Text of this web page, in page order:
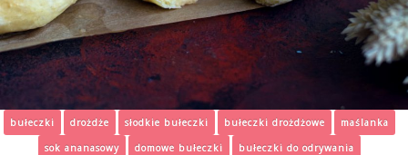
bułeczki drożdże słodkie bułeczki bułeczki drożdżowe
maślanka
sok ananasowy
domowe bułeczki bułeczki do odrywania